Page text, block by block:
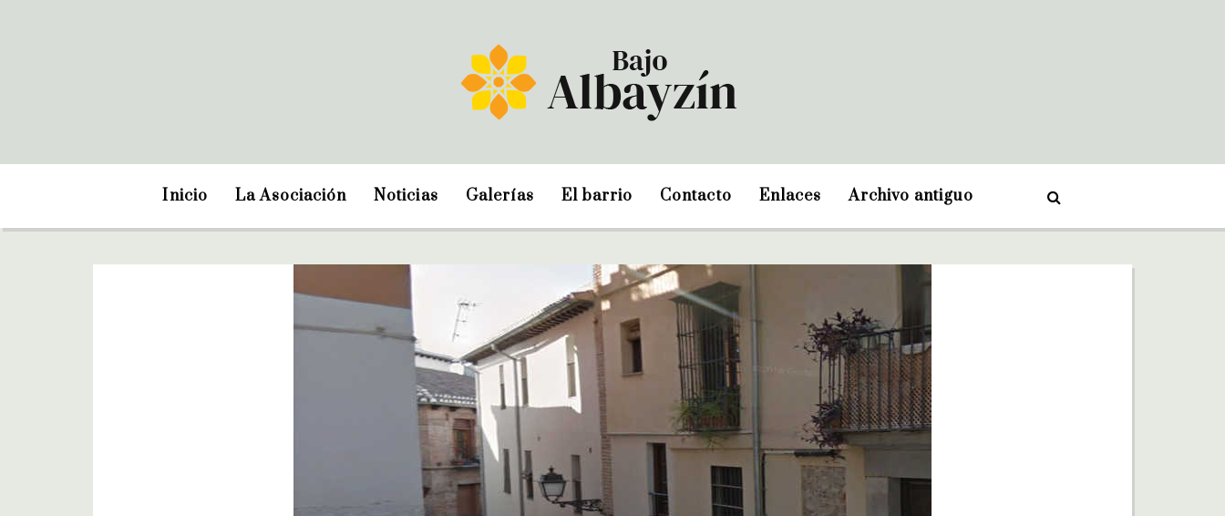
Inicio La Asociación Noticias Galerías El barrio Contacto Enlaces Archivo antiguo